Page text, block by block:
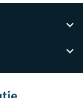

